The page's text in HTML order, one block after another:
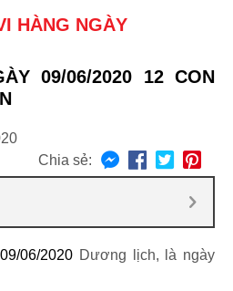
HÀNG NGÀY
09/06/2020 12 CON
Chia sẻ:
06/2020 Dương lịch, là ngày